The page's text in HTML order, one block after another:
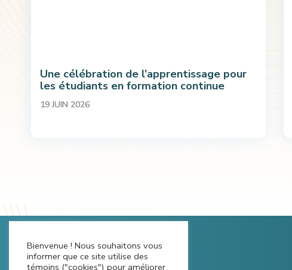
Une célébration de l’apprentissage pour
les étudiants en formation continue
19 JUIN 2026
Bienvenue ! Nous souhaitons vous
informer que ce site utilise des
témoins ("cookies") pour améliorer